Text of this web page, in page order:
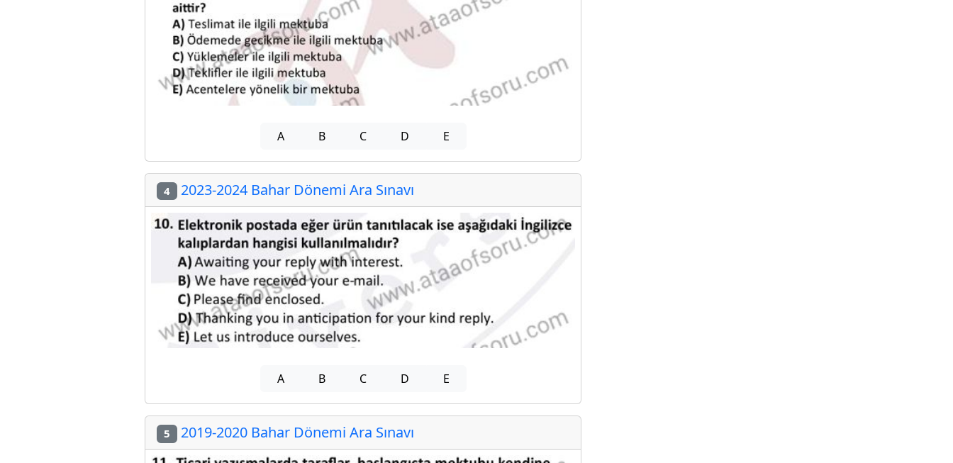
A B C D E
4 2023-2024 Bahar Dönemi Ara Sınavı
A B C D E
5 2019-2020 Bahar Dönemi Ara Sınavı